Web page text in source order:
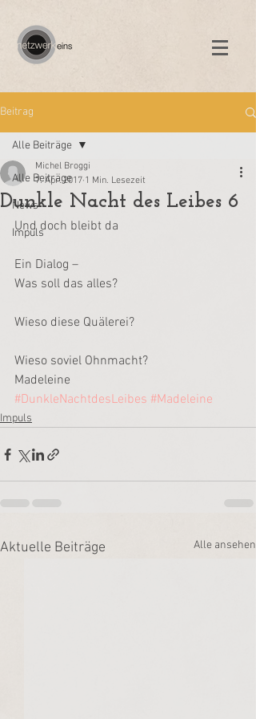
Beitrag
Alle Beiträge
News
Impuls
Alle Beiträge
Dunkle Nacht des Leibes 6
Michel Broggi
7. Apr. 2017 1 Min. Lesezeit
Und doch bleibt da
Ein Dialog –
Was soll das alles?
Wieso diese Quälerei?
Wieso soviel Ohnmacht?
Madeleine
#DunkleNachtdesLeibes #Madeleine
Impuls
Aktuelle Beiträge Alle ansehen